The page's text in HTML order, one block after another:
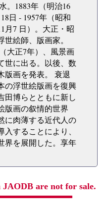
。1883年（明治16
日 - 1957年（昭和
月7 日）。大正・昭
世絵師、版画家。
大正7年）、風景画
世に出る。以後、数
版画を発表。 衰退
の浮世絵版画を復興
田博らとともに新し
版画の叙情的世界
に肉薄する近代人の
入することにより、
界を展開した。享年
are not for sale.